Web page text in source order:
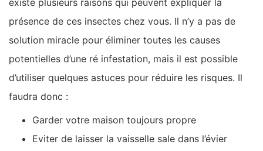
existe plusieurs raisons qui peuvent expliquer la
présence de ces insectes chez vous. Il n’y a pas de
solution miracle pour éliminer toutes les causes
potentielles d’une ré infestation, mais il est possible
d’utiliser quelques astuces pour réduire les risques. Il
faudra donc :
Garder votre maison toujours propre
Eviter de laisser la vaisselle sale dans l’évier